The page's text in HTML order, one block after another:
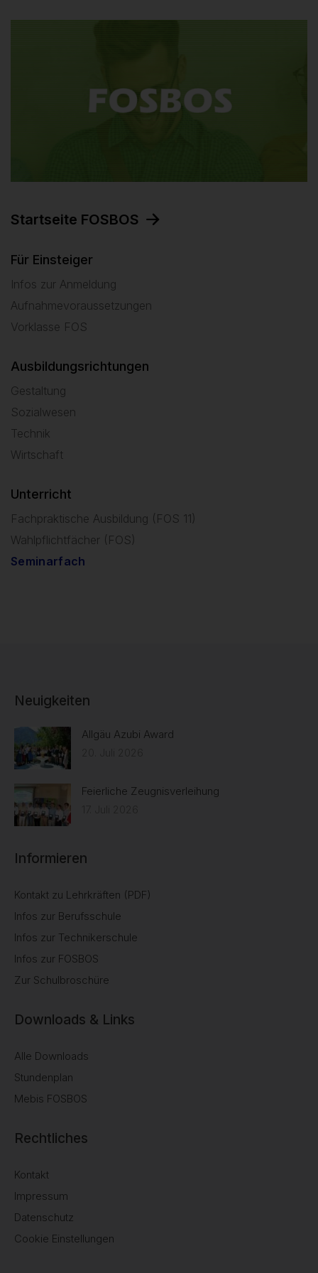
Startseite FOSBOS
Für Einsteiger
Infos zur Anmeldung
Aufnahmevoraussetzungen
Vorklasse FOS
Ausbildungsrichtungen
Gestaltung
Sozialwesen
Technik
Wirtschaft
Unterricht
Fachpraktische Ausbildung (FOS 11)
Wahlpflichtfächer (FOS)
Seminarfach
Neuigkeiten
Allgäu Azubi Award
Feierliche Zeugnisverleihung
Informieren
Kontakt zu Lehrkräften (PDF)
Infos zur Berufsschule
Infos zur Technikerschule
Infos zur FOSBOS
Zur Schulbroschüre
Downloads & Links
Alle Downloads
Stundenplan
Mebis FOSBOS
Rechtliches
Kontakt
Impressum
Datenschutz
Cookie Einstellungen